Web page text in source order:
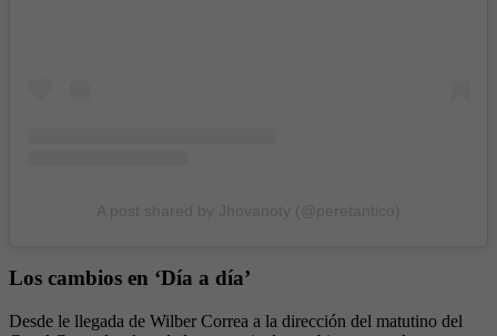
Los cambios en ‘Día a día’
Desde le llegada de Wilber Correa a la dirección del matutino del